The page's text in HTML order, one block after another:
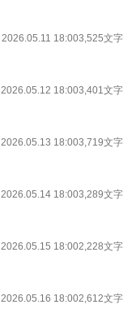
2026.05.11 18:003,525文字
2026.05.12 18:003,401文字
2026.05.13 18:003,719文字
2026.05.14 18:003,289文字
2026.05.15 18:002,228文字
2026.05.16 18:002,612文字